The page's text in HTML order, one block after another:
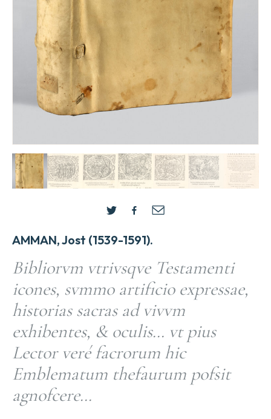
AMMAN, Jost (1539-1591).
Bibliorvm vtrivsqve Testamenti
icones, svmmo artificio expressae,
historias sacras ad vivvm
exhibentes, & oculis… vt pius
Lector veré facrorum hic
Emblematum thefaurum pofsit
agnofcere…